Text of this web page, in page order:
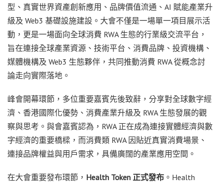
型、真實世界資產創新應用、品牌價值流通、AI 賦能產業升
級及 Web3 基礎設施建設。大會不僅是一場單一項目展示活
動，更是一場面向全球消費 RWA 生態的行業級交流平台，
旨在連接全球產業資源、技術平台、消費品牌、投資機構、
媒體機構及 Web3 生態夥伴，共同推動消費 RWA 從概念討
論走向實際落地。
峰會開幕環節，多位重要嘉賓先後致辭，分享對全球數字經
濟、香港國際化優勢、消費產業升級及 RWA 生態發展的觀
察與思考。與會嘉賓認為，RWA 正在成為連接實體經濟與數
字經濟的重要橋樑，而消費類 RWA 因貼近真實消費場景、
連接品牌權益與用戶需求，具備廣闊的產業應用空間。
在大會重要發布環節， Health Token 正式發布 。Health